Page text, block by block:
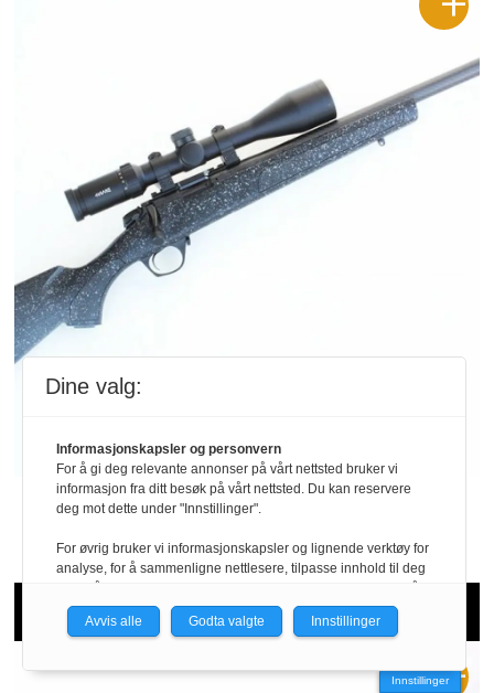
Velkomponert småviltrifle fra
Bergara
Test av Bergara Extreme Hunter Nordic
Innstillinger
Dine valg:
Informasjonskapsler og personvern
For å gi deg relevante annonser på vårt nettsted bruker vi
informasjon fra ditt besøk på vårt nettsted. Du kan reservere
deg mot dette under "Innstillinger".
For øvrig bruker vi informasjonskapsler og lignende verktøy for
analyse, for å sammenligne nettlesere, tilpasse innhold til deg
personvernerklæring.
du få relevante annonser på nettstedene til medlemmene i
nettverket basert på informasjon fra dine besøk på tvers av
Avvis alle Godta valgte Innstillinger